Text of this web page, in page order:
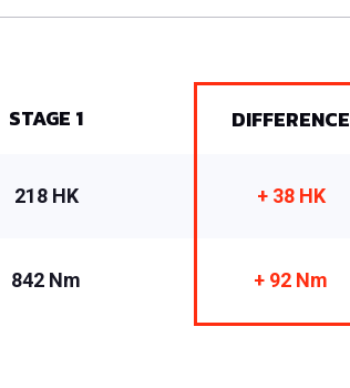
STAGE 1 DIFFERENCE
218 HK + 38 HK
842 Nm + 92 Nm